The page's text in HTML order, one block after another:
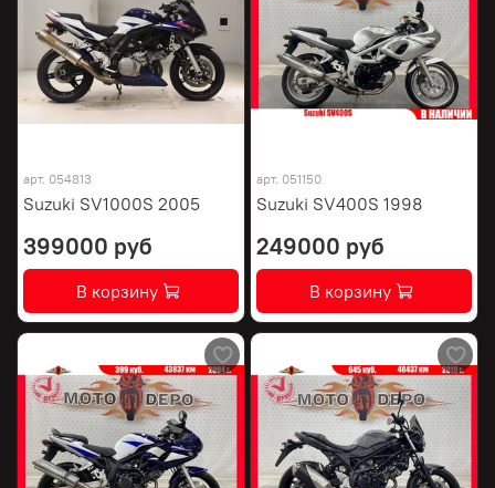
арт. 054813
Suzuki SV1000S 2005
399000 руб
В корзину
арт. 051150
Suzuki SV400S 1998
249000 руб
В корзину